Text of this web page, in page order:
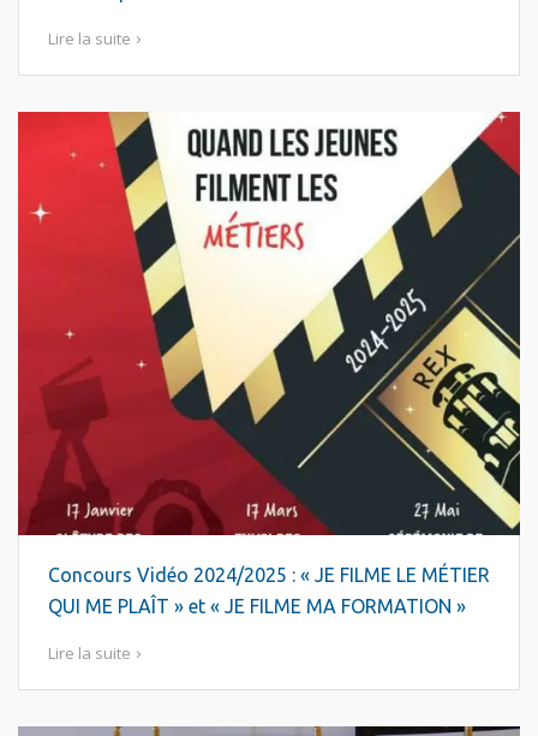
Lire la suite
Concours Vidéo 2024/2025 : « JE FILME LE MÉTIER
QUI ME PLAÎT » et « JE FILME MA FORMATION »
Lire la suite